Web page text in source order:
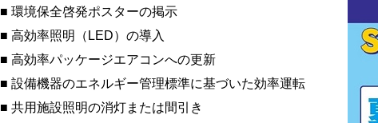
■ 環境保全啓発ポスターの掲示
■ 高効率照明（LED）の導入
■ 高効率パッケージエアコンへの更新
■ 設備機器のエネルギー管理標準に基づいた効率運転
■ 共用施設照明の消灯または間引き